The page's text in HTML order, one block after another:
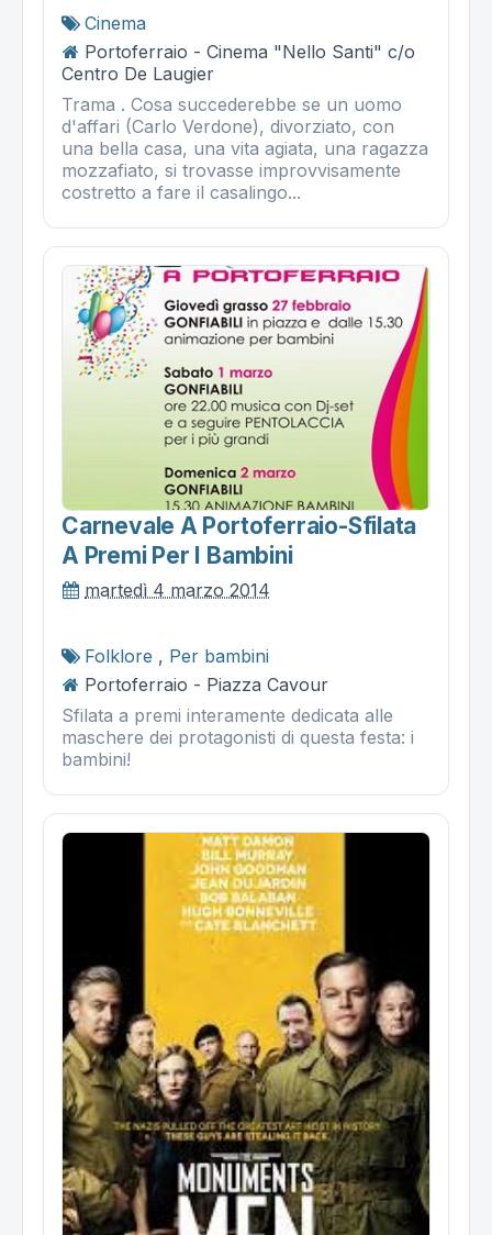
Cinema
Portoferraio - Cinema "Nello Santi" c/o
Centro De Laugier
Trama . Cosa succederebbe se un uomo
d'affari (Carlo Verdone), divorziato, con
una bella casa, una vita agiata, una ragazza
mozzafiato, si trovasse improvvisamente
costretto a fare il casalingo...
Carnevale A Portoferraio-Sfilata
A Premi Per I Bambini
martedì 4 marzo 2014
Folklore , Per bambini
Portoferraio - Piazza Cavour
Sfilata a premi interamente dedicata alle
maschere dei protagonisti di questa festa: i
bambini!